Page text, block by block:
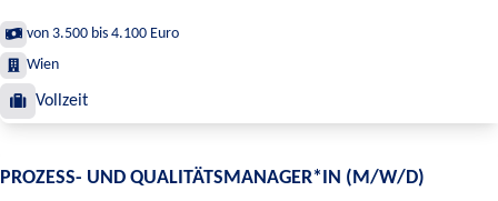
von 3.500 bis 4.100 Euro
Wien
Vollzeit
PROZESS- UND QUALITÄTSMANAGER*IN (M/W/D)